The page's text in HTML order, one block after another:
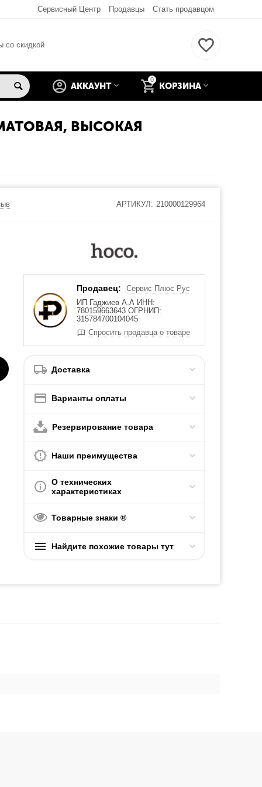
Сервисный Центр Продавцы Стать продавцом
со скидкой
0
КОРЗИНА
АККАУНТ
ВЫСОКАЯ
АРТИКУЛ: 210000129964
Продавец:
Сервис Плюс Рус
ИП Гаджиев А.А ИНН:
780159663643 ОГРНИП:
315784700104045
Спросить продавца о товаре
Доставка
Варианты оплаты
Резервирование товара
Наши преимущества
О технических
характеристиках
Товарные знаки ®
Найдите похожие товары тут